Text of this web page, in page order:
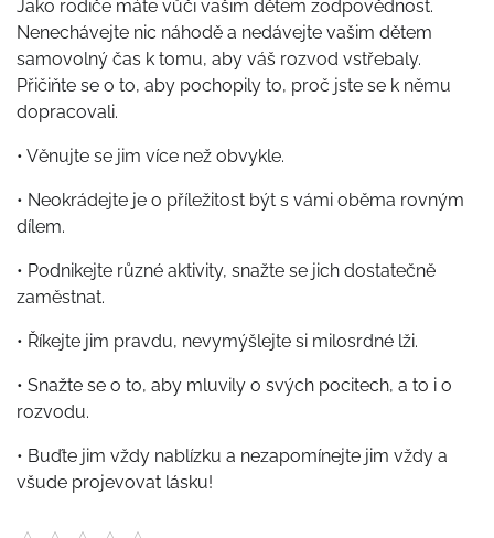
Jako rodiče máte vůči vašim dětem zodpovědnost.
Nenechávejte nic náhodě a nedávejte vašim dětem
samovolný čas k tomu, aby váš rozvod vstřebaly.
Přičiňte se o to, aby pochopily to, proč jste se k němu
dopracovali.
• Věnujte se jim více než obvykle.
• Neokrádejte je o příležitost být s vámi oběma rovným
dílem.
• Podnikejte různé aktivity, snažte se jich dostatečně
zaměstnat.
• Říkejte jim pravdu, nevymýšlejte si milosrdné lži.
• Snažte se o to, aby mluvily o svých pocitech, a to i o
rozvodu.
• Buďte jim vždy nablízku a nezapomínejte jim vždy a
všude projevovat lásku!